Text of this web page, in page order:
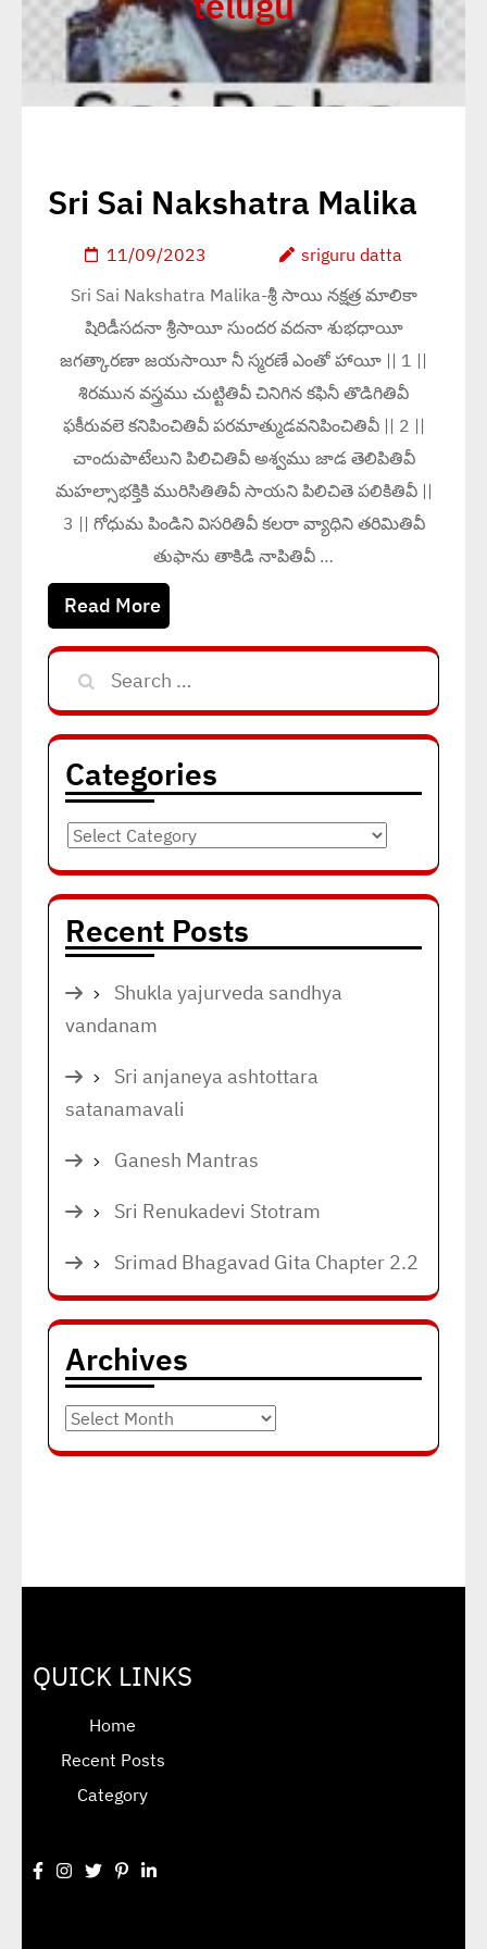
Sri Sai Nakshatra Malika
11/09/2023
sriguru datta
Sri Sai Nakshatra Malika-శ్రీ సాయి నక్షత్ర మాలికా
షిరిడీసదనా శ్రీసాయీ సుందర వదనా శుభధాయీ
జగత్కారణా జయసాయీ నీ స్మరణే ఎంతో హాయీ || 1 ||
శిరమున వస్త్రము చుట్టితివీ చినిగిన కఫినీ తొడిగితివీ
ఫకీరువలె కనిపించితివీ పరమాత్ముడవనిపించితివీ || 2 ||
చాందుపాటేలుని పిలిచితివీ అశ్వము జాడ తెలిపితివీ
మహల్సాభక్తికి మురిసితితివీ సాయని పిలిచితె పలికితివీ ||
3 || గోధుమ పిండిని విసరితివీ కలరా వ్యాధిని తరిమితివీ
తుఫాను తాకిడి నాపితివీ …
Read More
Search
for:
Categories
Categories
Recent Posts
Shukla yajurveda sandhya
vandanam
Sri anjaneya ashtottara
satanamavali
Ganesh Mantras
Sri Renukadevi Stotram
Srimad Bhagavad Gita Chapter 2.2
Archives
Archives
QUICK LINKS
Home
Recent Posts
Category